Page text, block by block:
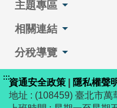
主題專區
相關連結
分稅導覽
:::資通安全政策 隱私權聲
地址 : (108459) 臺北市萬